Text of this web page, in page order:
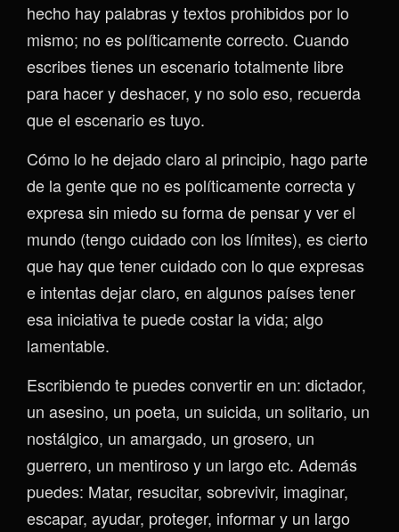
hecho hay palabras y textos prohibidos por lo
mismo; no es políticamente correcto. Cuando
escribes tienes un escenario totalmente libre
para hacer y deshacer, y no solo eso, recuerda
que el escenario es tuyo.
Cómo lo he dejado claro al principio, hago parte
de la gente que no es políticamente correcta y
expresa sin miedo su forma de pensar y ver el
mundo (tengo cuidado con los límites), es cierto
que hay que tener cuidado con lo que expresas
e intentas dejar claro, en algunos países tener
esa iniciativa te puede costar la vida; algo
lamentable.
Escribiendo te puedes convertir en un: dictador,
un asesino, un poeta, un suicida, un solitario, un
nostálgico, un amargado, un grosero, un
guerrero, un mentiroso y un largo etc. Además
puedes: Matar, resucitar, sobrevivir, imaginar,
escapar, ayudar, proteger, informar y un largo